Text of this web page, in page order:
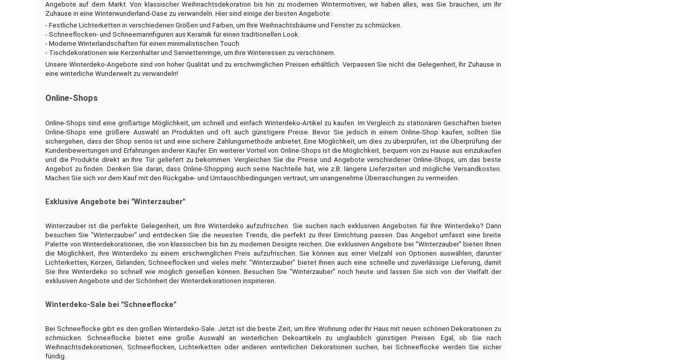
Angebote auf dem Markt. Von klassischer Weihnachtsdekoration bis hin zu modernen Wintermotiven, wir haben alles, was Sie brauchen, um Ihr
Zuhause in eine Winterwunderland-Oase zu verwandeln. Hier sind einige der besten Angebote:
- Festliche Lichterketten in verschiedenen Größen und Farben, um Ihre Weihnachtsbäume und Fenster zu schmücken.
- Schneeflocken- und Schneemannfiguren aus Keramik für einen traditionellen Look.
- Moderne Winterlandschaften für einen minimalistischen Touch.
- Tischdekorationen wie Kerzenhalter und Serviettenringe, um Ihre Winteressen zu verschönern.
Unsere Winterdeko-Angebote sind von hoher Qualität und zu erschwinglichen Preisen erhältlich. Verpassen Sie nicht die Gelegenheit, Ihr Zuhause in
eine winterliche Wunderwelt zu verwandeln!
Online-Shops
Online-Shops sind eine großartige Möglichkeit, um schnell und einfach Winterdeko-Artikel zu kaufen. Im Vergleich zu stationären Geschäften bieten
Online-Shops eine größere Auswahl an Produkten und oft auch günstigere Preise. Bevor Sie jedoch in einem Online-Shop kaufen, sollten Sie
sichergehen, dass der Shop seriös ist und eine sichere Zahlungsmethode anbietet. Eine Möglichkeit, um dies zu überprüfen, ist die Überprüfung der
Kundenbewertungen und Erfahrungen anderer Käufer. Ein weiterer Vorteil von Online-Shops ist die Möglichkeit, bequem von zu Hause aus einzukaufen
und die Produkte direkt an Ihre Tür geliefert zu bekommen. Vergleichen Sie die Preise und Angebote verschiedener Online-Shops, um das beste
Angebot zu finden. Denken Sie daran, dass Online-Shopping auch seine Nachteile hat, wie z.B. längere Lieferzeiten und mögliche Versandkosten.
Machen Sie sich vor dem Kauf mit den Rückgabe- und Umtauschbedingungen vertraut, um unangenehme Überraschungen zu vermeiden.
Exklusive Angebote bei "Winterzauber"
Winterzauber ist die perfekte Gelegenheit, um Ihre Winterdeko aufzufrischen. Sie suchen nach exklusiven Angeboten für Ihre Winterdeko? Dann
besuchen Sie "Winterzauber" und entdecken Sie die neuesten Trends, die perfekt zu Ihrer Einrichtung passen. Das Angebot umfasst eine breite
Palette von Winterdekorationen, die von klassischen bis hin zu modernen Designs reichen. Die exklusiven Angebote bei "Winterzauber" bieten Ihnen
die Möglichkeit, Ihre Winterdeko zu einem erschwinglichen Preis aufzufrischen. Sie können aus einer Vielzahl von Optionen auswählen, darunter
Lichterketten, Kerzen, Girlanden, Schneeflocken und vieles mehr. "Winterzauber" bietet Ihnen auch eine schnelle und zuverlässige Lieferung, damit
Sie Ihre Winterdeko so schnell wie möglich genießen können. Besuchen Sie "Winterzauber" noch heute und lassen Sie sich von der Vielfalt der
exklusiven Angebote und der Schönheit der Winterdekorationen inspirieren.
Winterdeko-Sale bei "Schneeflocke"
Bei Schneeflocke gibt es den großen Winterdeko-Sale. Jetzt ist die beste Zeit, um Ihre Wohnung oder Ihr Haus mit neuen schönen Dekorationen zu
schmücken. Schneeflocke bietet eine große Auswahl an winterlichen Dekoartikeln zu unglaublich günstigen Preisen. Egal, ob Sie nach
Weihnachtsdekorationen, Schneeflocken, Lichterketten oder anderen winterlichen Dekorationen suchen, bei Schneeflocke werden Sie sicher
fündig.